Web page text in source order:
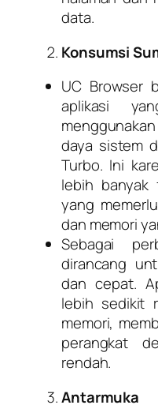
data.
Konsumsi
UC Browser
aplikasi
daya sistem
Turbo. Ini
lebih banyak
yang
dan memori
Sebagai
dirancang
dan cepat.
lebih sedikit
memori,
perangkat
rendah.
Antarmuka